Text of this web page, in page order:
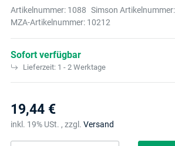
Artikelnummer: 1088 Simson Artikelnummer:
MZA-Artikelnummer: 10212
Sofort verfügbar
Lieferzeit: 1 - 2 Werktage
19,44 €
inkl. 19% USt. , zzgl.Versand